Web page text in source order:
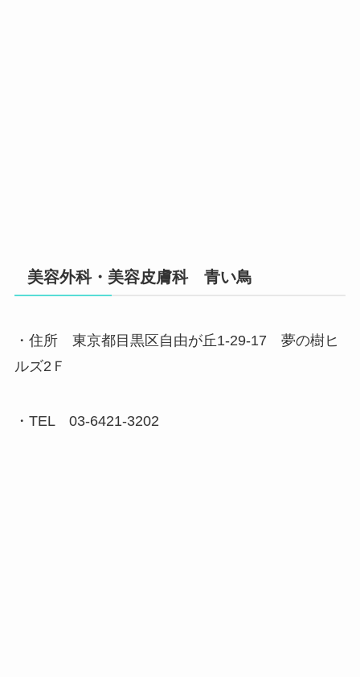
美容外科・美容皮膚科 青い鳥
・住所 東京都目黒区自由が丘1-29-17 夢の樹ヒ
ルズ2Ｆ
・TEL 03-6421-3202